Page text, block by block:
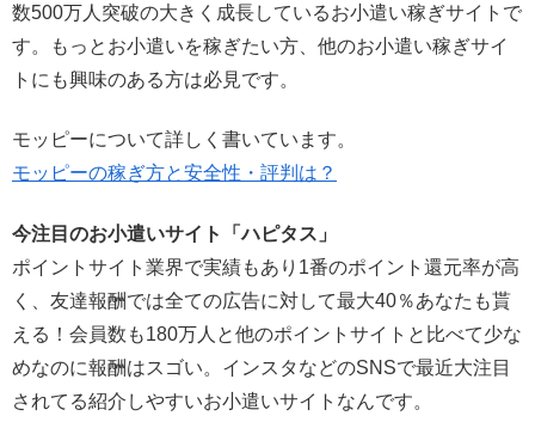
数500万人突破の大きく成長しているお小遣い稼ぎサイトで
す。もっとお小遣いを稼ぎたい方、他のお小遣い稼ぎサイ
トにも興味のある方は必見です。
モッピーについて詳しく書いています。
モッピーの稼ぎ方と安全性・評判は？
今注目のお小遣いサイト「ハピタス」
ポイントサイト業界で実績もあり1番のポイント還元率が高
く、友達報酬では全ての広告に対して最大40％あなたも貰
える！会員数も180万人と他のポイントサイトと比べて少な
めなのに報酬はスゴい。インスタなどのSNSで最近大注目
されてる紹介しやすいお小遣いサイトなんです。